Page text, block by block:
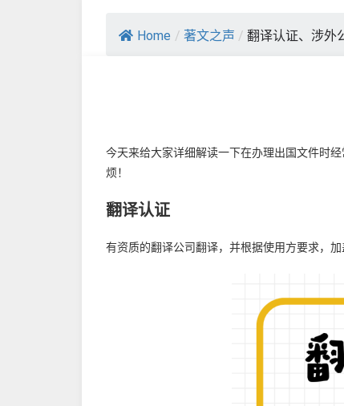
Home / 著文之声 / 翻译认证、涉外
今天来给大家详细解读一下在办理出国文件时
烦！
翻译认证
有资质的翻译公司翻译，并根据使用方要求，